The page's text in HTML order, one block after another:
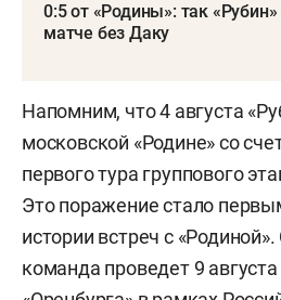
0:5 от «Родины»: так
матче без Даку
Напомним, что 4 августа
московской «Родине» со
первого тура группового
Это поражение стало
истории встреч с
команда проведет 9